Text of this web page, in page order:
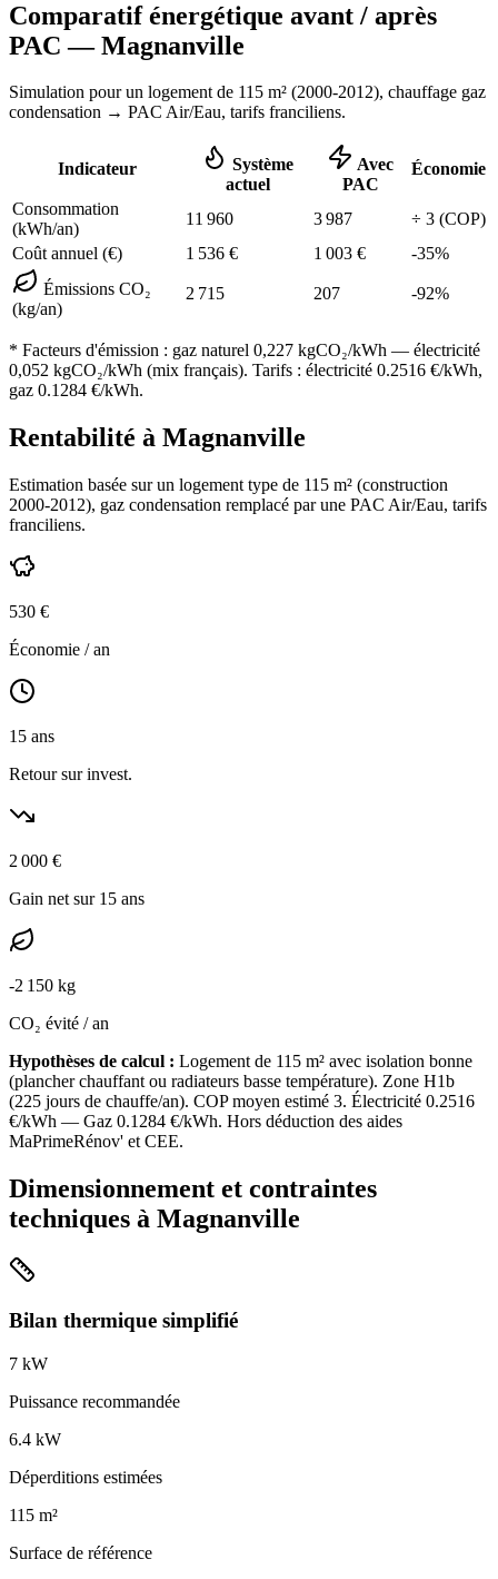
Comparatif énergétique avant / après
PAC —Magnanville
Simulation pour un logement de 115 m² (2000-2012), chauffage gaz
condensation → PAC Air/Eau, tarifs franciliens.
Indicateur
Système
actuel
Avec
PAC
Économie
Consommation
(kWh/an)
11 960 3 987 ÷ 3 (COP)
Coût annuel (€)
1 536 € 1 003 € -35%
Émissions CO₂
(kg/an)
2 715 207 -92%
* Facteurs d'émission : gaz naturel 0,227 kgCO₂/kWh — électricité
0,052 kgCO₂/kWh (mix français). Tarifs : électricité 0.2516 €/kWh,
gaz 0.1284 €/kWh.
Rentabilité à Magnanville
Estimation basée sur un logement type de 115 m² (construction
2000-2012), gaz condensation remplacé par une PAC Air/Eau, tarifs
franciliens.
530 €
Économie / an
15 ans
Retour sur invest.
2 000 €
Gain net sur 15 ans
-2 150 kg
CO₂ évité / an
Hypothèses de calcul : Logement de 115 m² avec isolation bonne
(plancher chauffant ou radiateurs basse température). Zone H1b
(225 jours de chauffe/an). COP moyen estimé 3. Électricité 0.2516
€/kWh — Gaz 0.1284 €/kWh. Hors déduction des aides
MaPrimeRénov' et CEE.
Dimensionnement et contraintes
techniques à Magnanville
Bilan thermique simplifié
7 kW
Puissance recommandée
6.4 kW
Déperditions estimées
115 m²
Surface de référence